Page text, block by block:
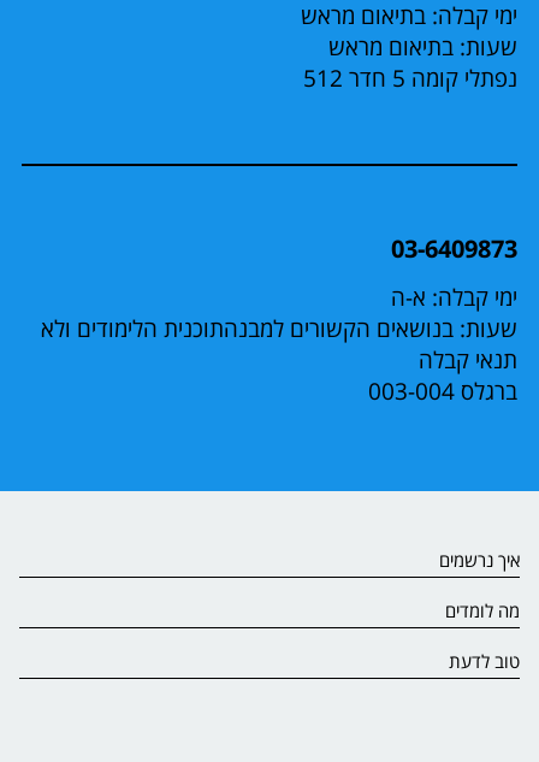
ימי קבלה: בתיאום מראש
שעות: בתיאום מראש
נפתלי קומה 5 חדר 512
03-6409873
ימי קבלה: א-ה
שעות: בנושאים הקשורים למבנהתוכנית הלימודים ולא
תנאי קבלה
ברגלס 003-004
איך נרשמים
מה לומדים
טוב לדעת